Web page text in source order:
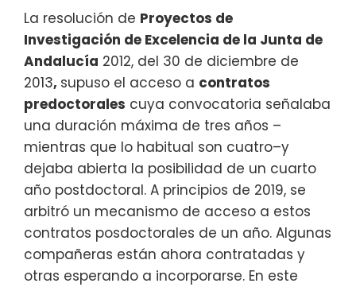
La resolución de Proyectos de
Investigación de Excelencia de la Junta de
Andalucía 2012, del 30 de diciembre de
2013, supuso el acceso a contratos
predoctorales cuya convocatoria señalaba
una duración máxima de tres años –
mientras que lo habitual son cuatro–y
dejaba abierta la posibilidad de un cuarto
año postdoctoral. A principios de 2019, se
arbitró un mecanismo de acceso a estos
contratos posdoctorales de un año. Algunas
compañeras están ahora contratadas y
otras esperando a incorporarse. En este